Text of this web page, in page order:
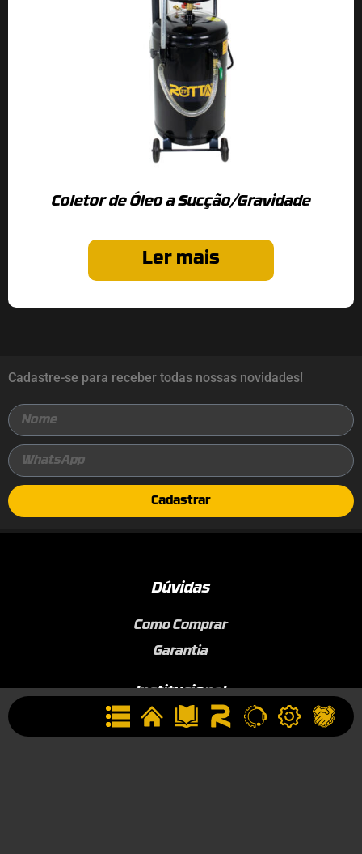
Coletor de Óleo a Sucção/Gravidade
Ler mais
Cadastre-se para receber todas nossas novidades!
Cadastrar
Dúvidas
Como Comprar
Garantia
Institucional
Conheça a ROTTA